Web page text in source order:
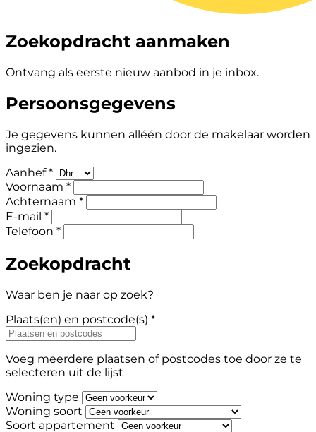
Zoekopdracht aanmaken
Ontvang als eerste nieuw aanbod in je inbox.
Persoonsgegevens
Je gegevens kunnen alléén door de makelaar worden
ingezien.
Aanhef *
Voornaam *
Achternaam *
E-mail *
Telefoon *
Zoekopdracht
Waar ben je naar op zoek?
Plaats(en) en postcode(s) *
Voeg meerdere plaatsen of postcodes toe door ze te
selecteren uit de lijst
Woning type
Woning soort
Soort appartement